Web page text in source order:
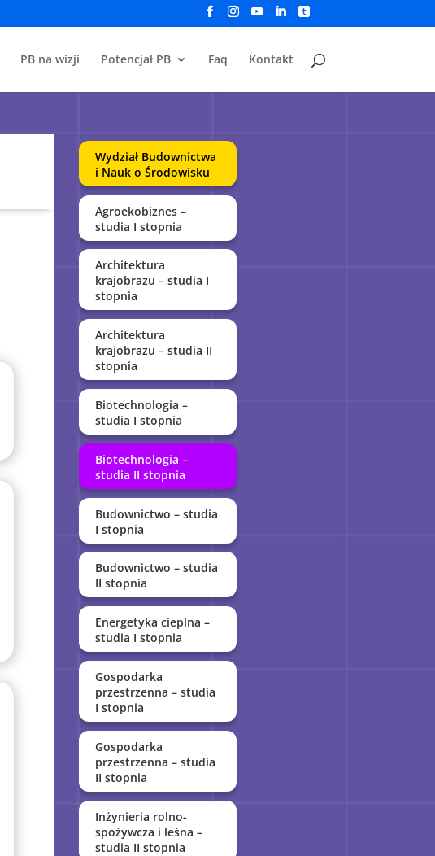
PB na wizji Potencjał PB Faq Kontakt
Wydział Budownictwa
i Nauk o Środowisku
Agroekobiznes –
studia I stopnia
Architektura
krajobrazu – studia I
stopnia
Architektura
krajobrazu – studia II
stopnia
Biotechnologia –
studia I stopnia
Biotechnologia –
studia II stopnia
Budownictwo – studia
I stopnia
Budownictwo – studia
II stopnia
Energetyka cieplna –
studia I stopnia
Gospodarka
przestrzenna – studia
I stopnia
Gospodarka
przestrzenna – studia
II stopnia
Inżynieria rolno-
spożywcza i leśna –
studia II stopnia